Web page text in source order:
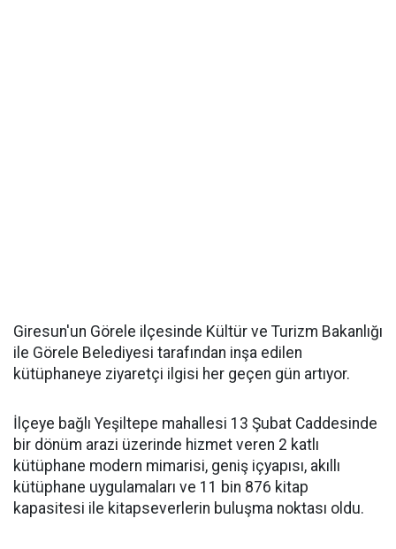
Giresun'un Görele ilçesinde Kültür ve Turizm Bakanlığı
ile Görele Belediyesi tarafından inşa edilen
kütüphaneye ziyaretçi ilgisi her geçen gün artıyor.
İlçeye bağlı Yeşiltepe mahallesi 13 Şubat Caddesinde
bir dönüm arazi üzerinde hizmet veren 2 katlı
kütüphane modern mimarisi, geniş içyapısı, akıllı
kütüphane uygulamaları ve 11 bin 876 kitap
kapasitesi ile kitapseverlerin buluşma noktası oldu.